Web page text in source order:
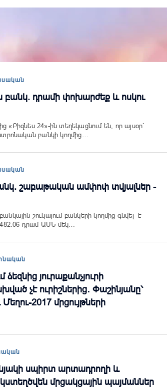
դրամի փոխարժեք և ոսկու
«Բիզնես 24»-ին տեղեկացնում են, որ այսօր`
բանկի կողմից…
շաբաթական ամփոփ տվյալներ -
շուկայում բանկերի կողմից գնվել է
դրամ ԱՄՆ մեկ…
յուրաքանչյուրի
չէ ուրիշներից․ Փաշինյանը՝
2017 մրցույթների
սպիրտ արտադրողի և
մրցակցային պայմաններ
«Սմայլ Սվիթ»-ի զարգացման